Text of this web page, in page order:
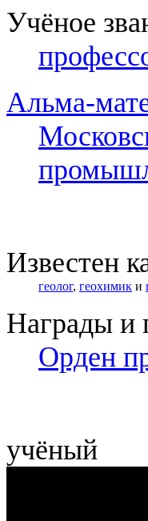
Учёное
Альма-
Известен
геолог, геохимик и
Награды и
Орден
учёный